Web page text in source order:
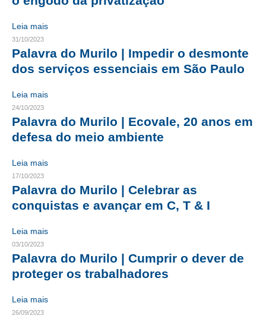
LEI 4.950-A/1966 – PISO SALARIAL
LEI 5.194/1966 – REGULAMENTAÇÃO DA PROFISSÃO
LEI 6.496/1977 – ART
RES 1.002/2002 – CÓDIGO DE ÉTICA
HOMOLOGAÇÕES
PISO SALARIAL
OPORTUNIDADES
APRESENTAÇÃO
CARREIRA
AUTÔNOMOS E SERVIÇOS
Leia mais
31/10/2023
Palavra do Murilo | Impedir o desmonte
dos serviços essenciais em São Paulo
Leia mais
24/10/2023
Palavra do Murilo | Ecovale, 20 anos em
defesa do meio ambiente
Leia mais
17/10/2023
Palavra do Murilo | Celebrar as
conquistas e avançar em C, T & I
Leia mais
03/10/2023
Palavra do Murilo | Cumprir o dever de
proteger os trabalhadores
Leia mais
26/09/2023